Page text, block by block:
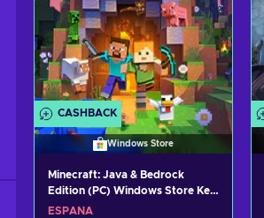
CASHBACK
Windows Store
Minecraft: Java & Bedrock
Edition (PC) Windows Store Key
SPAIN
ESPAÑA